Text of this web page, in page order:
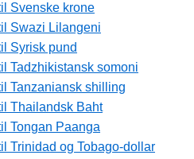
Svenske krone
Swazi Lilangeni
Syrisk pund
Tadzhikistansk somoni
Tanzaniansk shilling
Thailandsk Baht
Tongan Paanga
Trinidad og Tobago-dollar